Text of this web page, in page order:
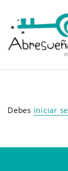
Debes iniciar